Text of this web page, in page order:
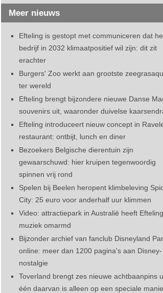
Meer nieuws
Efteling is gestopt met communiceren dat
bedrijf in 2032 klimaatpositief wil zijn: dit zit
erachter
Burgers' Zoo werkt aan grootste
ter wereld
Efteling brengt bijzondere nieuwe Danse
souvenirs uit, waaronder duivelse
Efteling introduceert nieuw concept in
restaurant: ontbijt, lunch en diner
Bezoekers Belgische dierentuin zijn
gewaarschuwd: hier kruipen tegenwoordig
spinnen vrij rond
Spelen bij Beelen heropent klimbeleving
City: 25 euro voor anderhalf uur klimmen
Video: attractiepark in Australië heeft
muziek omarmd
Bijzonder archief van fanclub Disneyland
online: meer dan 1200 pagina's aan Disney-
nostalgie
Toverland brengt zes nieuwe achtbaanpins
één daarvan is alleen op een speciale